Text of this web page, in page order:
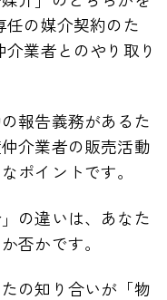
任の媒介契約のた
業者とのやり取り
報告義務があるた
介業者の販売活動
ポイントです。
の違いは、あなた
否かです。
の知り合いが「物